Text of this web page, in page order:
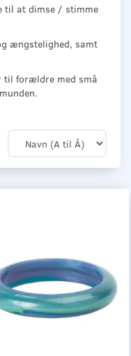
til at dimse / stimme
ængstelighed, samt
til forældre med små